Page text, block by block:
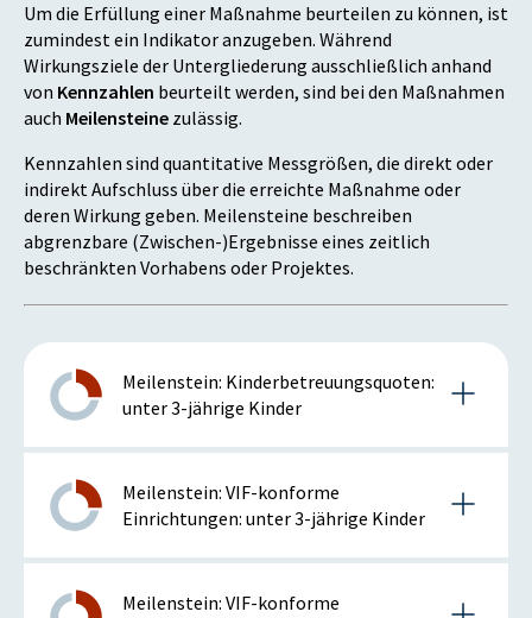
Um die Erfüllung einer Maßnahme beurteilen zu können, ist
zumindest ein Indikator anzugeben. Während
Wirkungsziele der Untergliederung ausschließlich anhand
von Kennzahlen beurteilt werden, sind bei den Maßnahmen
auch Meilensteine zulässig.
Kennzahlen sind quantitative Messgrößen, die direkt oder
indirekt Aufschluss über die erreichte Maßnahme oder
deren Wirkung geben. Meilensteine beschreiben
abgrenzbare (Zwischen-)Ergebnisse eines zeitlich
beschränkten Vorhabens oder Projektes.
Meilenstein: Kinderbetreuungsquoten:
unter 3-jährige Kinder
Details zum Meilenstein
2019
Meilenstein: VIF-konforme
Einrichtungen: unter 3-jährige Kinder
Details zum Meilenstein
Meilenstein: VIF-konforme